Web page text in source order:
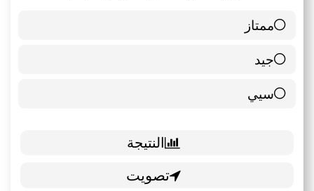
ممتاز
6 ( 85.71 % )
جيد
0 ( 0 % )
سيي
1 ( 14.29 % )